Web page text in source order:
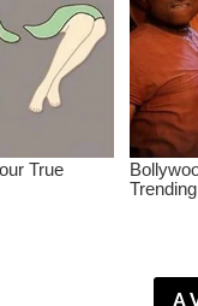
A